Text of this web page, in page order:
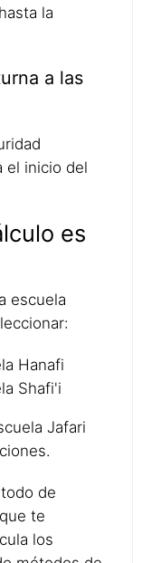
la
a las
el inicio del
es
escuela
Hanafi
Shafi'i
Jafari
de
te
los